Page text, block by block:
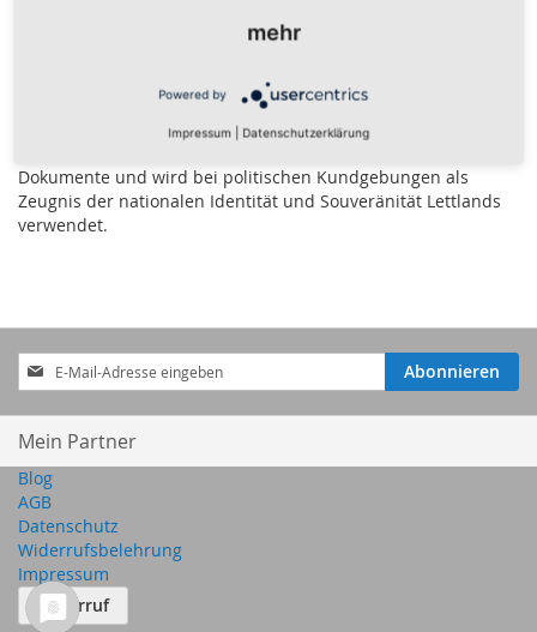
verwendet. Bei nationalen Feiertagen, wie dem Tag der
verbreitet und wird oft von privaten Haushalten und
öffentlichen Gebäuden gehisst. Auch bei internationalen
Sportveranstaltungen dient sie als Symbol der nationalen
Dokumente und wird bei politischen Kundgebungen als
Zeugnis der nationalen Identität und Souveränität Lettlands
verwendet.
Anmeldung
zum
Newsletter:
Abonnieren
Mein Partner
Blog
AGB
Datenschutz
Widerrufsbelehrung
Impressum
Widerruf
mehr
Powered by
Impressum Datenschutzerklärung